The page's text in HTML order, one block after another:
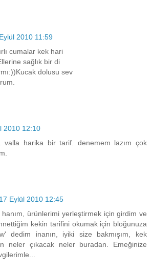
2010 11:59
cumalar kek hari
sağlık bir di
dolusu sev
2010 12:10
valla harika bir tarif. denemem lazım çok
17 Eylül 2010 12:45
ürünlerimi yerleştirmek için girdim ve
kekin tarifini okumak için bloğunuza
dedim inanın, iyiki size bakmışım, kek
neler çıkacak neler buradan. Emeğinize